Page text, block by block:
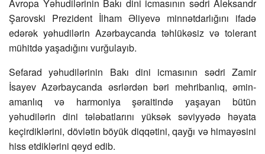
Avropa Yəhudilərinin Bakı dini icmasının sədri Aleksandr
Şarovski Prezident İlham Əliyevə minnətdarlığını ifadə
edərək yəhudilərin Azərbaycanda təhlükəsiz və tolerant
mühitdə yaşadığını vurğulayıb.
Sefarad yəhudilərinin Bakı dini icmasının sədri Zamir
İsayev Azərbaycanda əsrlərdən bəri mehribanlıq, əmin-
amanlıq və harmoniya şəraitində yaşayan bütün
yəhudilərin dini tələbatlarını yüksək səviyyədə həyata
keçirdiklərini, dövlətin böyük diqqətini, qayğı və himayəsini
hiss etdiklərini qeyd edib.